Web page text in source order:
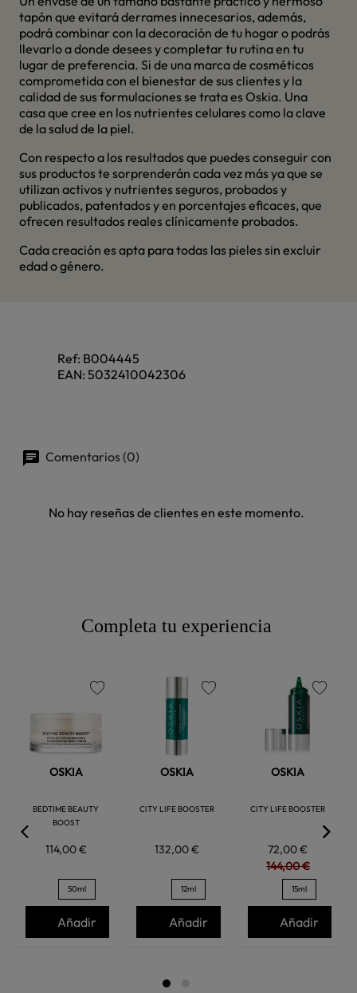
tapón que evitará derrames innecesarios, además,
podrá combinar con la decoración de tu hogar o podrás
llevarlo a donde desees y completar tu rutina en tu
lugar de preferencia. Si de una marca de cosméticos
comprometida con el bienestar de sus clientes y la
calidad de sus formulaciones se trata es Oskia. Una
casa que cree en los nutrientes celulares como la clave
de la salud de la piel.
Con respecto a los resultados que puedes conseguir con
sus productos te sorprenderán cada vez más ya que se
utilizan activos y nutrientes seguros, probados y
publicados, patentados y en porcentajes eficaces, que
ofrecen resultados reales clínicamente probados.
Cada creación es apta para todas las pieles sin excluir
edad o género.
Ref: B004445
EAN: 5032410042306
Comentarios (0)
No hay reseñas de clientes en este momento.
Completa tu experiencia
OSKIA
BEDTIME BEAUTY
BOOST
114,00 €
50ml
Añadir
OSKIA
CITY LIFE BOOSTER
132,00 €
12ml
Añadir
OSKIA
CITY LIFE BOOSTER
72,00 €
144,00 €
15ml
Añadir